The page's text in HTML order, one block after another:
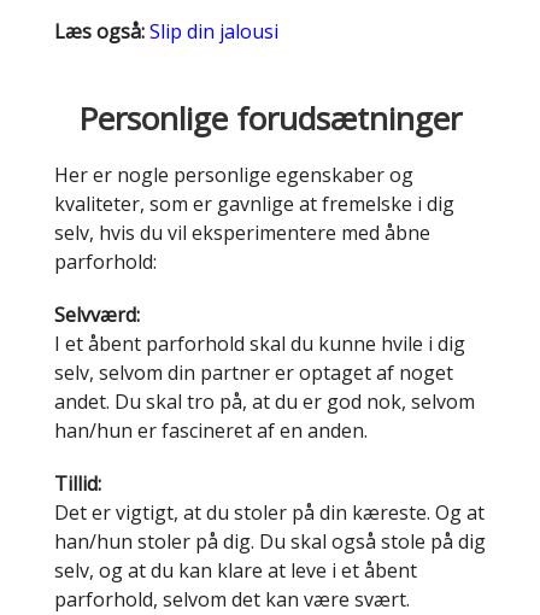
Læs også:Slip din jalousi
Personlige forudsætninger
Her er nogle personlige egenskaber og
kvaliteter, som er gavnlige at fremelske i dig
selv, hvis du vil eksperimentere med åbne
parforhold:
Selvværd:
I et åbent parforhold skal du kunne hvile i dig
selv, selvom din partner er optaget af noget
andet. Du skal tro på, at du er god nok, selvom
han/hun er fascineret af en anden.
Tillid:
Det er vigtigt, at du stoler på din kæreste. Og at
han/hun stoler på dig. Du skal også stole på dig
selv, og at du kan klare at leve i et åbent
parforhold, selvom det kan være svært.